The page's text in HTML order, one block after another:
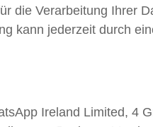
die Verarbeitung Ihrer
kann jederzeit durch
Ireland Limited, 4